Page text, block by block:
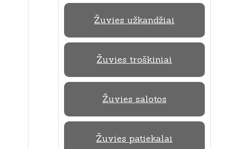
Žuvies užkandžiai
Žuvies troškiniai
Žuvies salotos
Žuvies patiekalai